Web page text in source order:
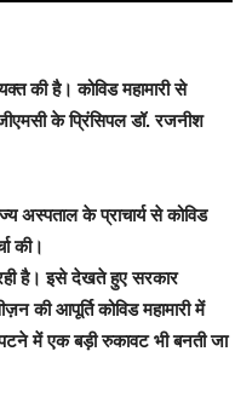
की है। कोविड महामारी से
के प्रिंसिपल डॉ. रजनीश
अस्पताल के प्राचार्य से कोविड
की।
रही है। इसे देखते हुए सरकार
की आपूर्ति कोविड महामारी में
में एक बड़ी रुकावट भी बनती जा